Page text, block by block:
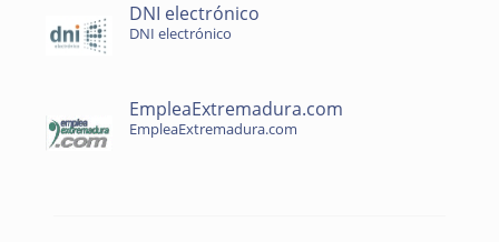
DNI electrónico
DNI electrónico
EmpleaExtremadura.com
EmpleaExtremadura.com